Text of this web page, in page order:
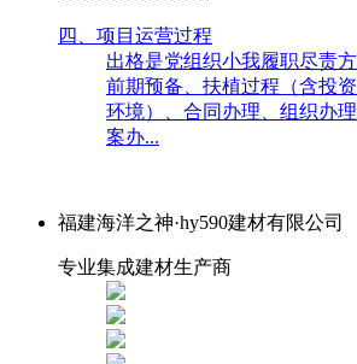
四、项目运营过程
出格是党组织小我履职尽责
前期预备、扶植过程（含投
环境）、合同办理、组织办
案办...
福建海洋之神·hy590建材有限公司
专业集成建材生产商